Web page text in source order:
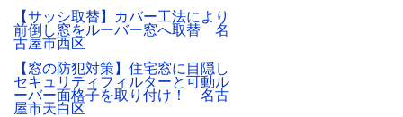
【サッシ取替】カバー工法により
前倒し窓をルーバー窓へ取替 名
古屋市西区
【窓の防犯対策】住宅窓に目隠し
セキュリティフィルターと可動ル
ーバー面格子を取り付け！ 名古
屋市天白区